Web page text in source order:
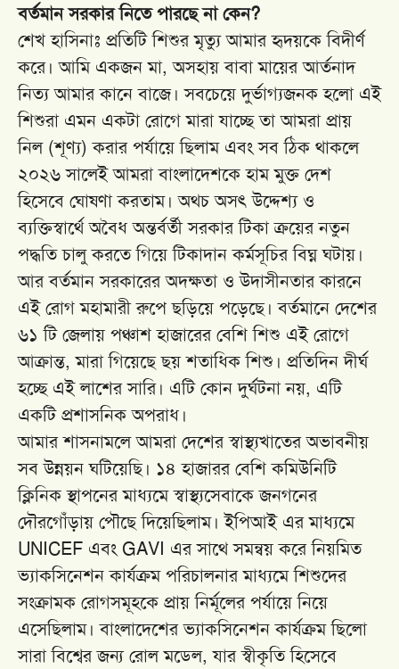
বর্তমান সরকার নিতে পারছে না কেন?
শেখ হাসিনাঃ প্রতিটি শিশুর মৃত্যু আমার হৃদয়কে বিদীর্ণ
করে। আমি একজন মা, অসহায় বাবা মায়ের আর্তনাদ
নিত্য আমার কানে বাজে। সবচেয়ে দুর্ভাগ্যজনক হলো এই
শিশুরা এমন একটা রোগে মারা যাচ্ছে তা আমরা প্রায়
নিল (শূণ্য) করার পর্যায়ে ছিলাম এবং সব ঠিক থাকলে
২০২৬ সালেই আমরা বাংলাদেশকে হাম মুক্ত দেশ
হিসেবে ঘোষণা করতাম। অথচ অসৎ উদ্দেশ্য ও
ব্যক্তিস্বার্থে অবৈধ অন্তর্বর্তী সরকার টিকা ক্রয়ের নতুন
পদ্ধতি চালু করতে গিয়ে টিকাদান কর্মসূচির বিঘ্ন ঘটায়।
আর বর্তমান সরকারের অদক্ষতা ও উদাসীনতার কারনে
এই রোগ মহামারী রুপে ছড়িয়ে পড়েছে। বর্তমানে দেশের
৬১ টি জেলায় পঞ্চাশ হাজারের বেশি শিশু এই রোগে
আক্রান্ত, মারা গিয়েছে ছয় শতাধিক শিশু। প্রতিদিন দীর্ঘ
হচ্ছে এই লাশের সারি। এটি কোন দুর্ঘটনা নয়, এটি
একটি প্রশাসনিক অপরাধ।
আমার শাসনামলে আমরা দেশের স্বাস্থ্যখাতের অভাবনীয়
সব উন্নয়ন ঘটিয়েছি। ১৪ হাজারর বেশি কমিউনিটি
ক্লিনিক স্থাপনের মাধ্যমে স্বাস্থ্যসেবাকে জনগনের
দৌরগোঁড়ায় পৌছে দিয়েছিলাম। ইপিআই এর মাধ্যমে
UNICEF এবং GAVI এর সাথে সমন্বয় করে নিয়মিত
ভ্যাকসিনেশন কার্যক্রম পরিচালনার মাধ্যমে শিশুদের
সংক্রামক রোগসমূহকে প্রায় নির্মূলের পর্যায়ে নিয়ে
এসেছিলাম। বাংলাদেশের ভ্যাকসিনেশন কার্যক্রম ছিলো
সারা বিশ্বের জন্য রোল মডেল, যার স্বীকৃতি হিসেবে